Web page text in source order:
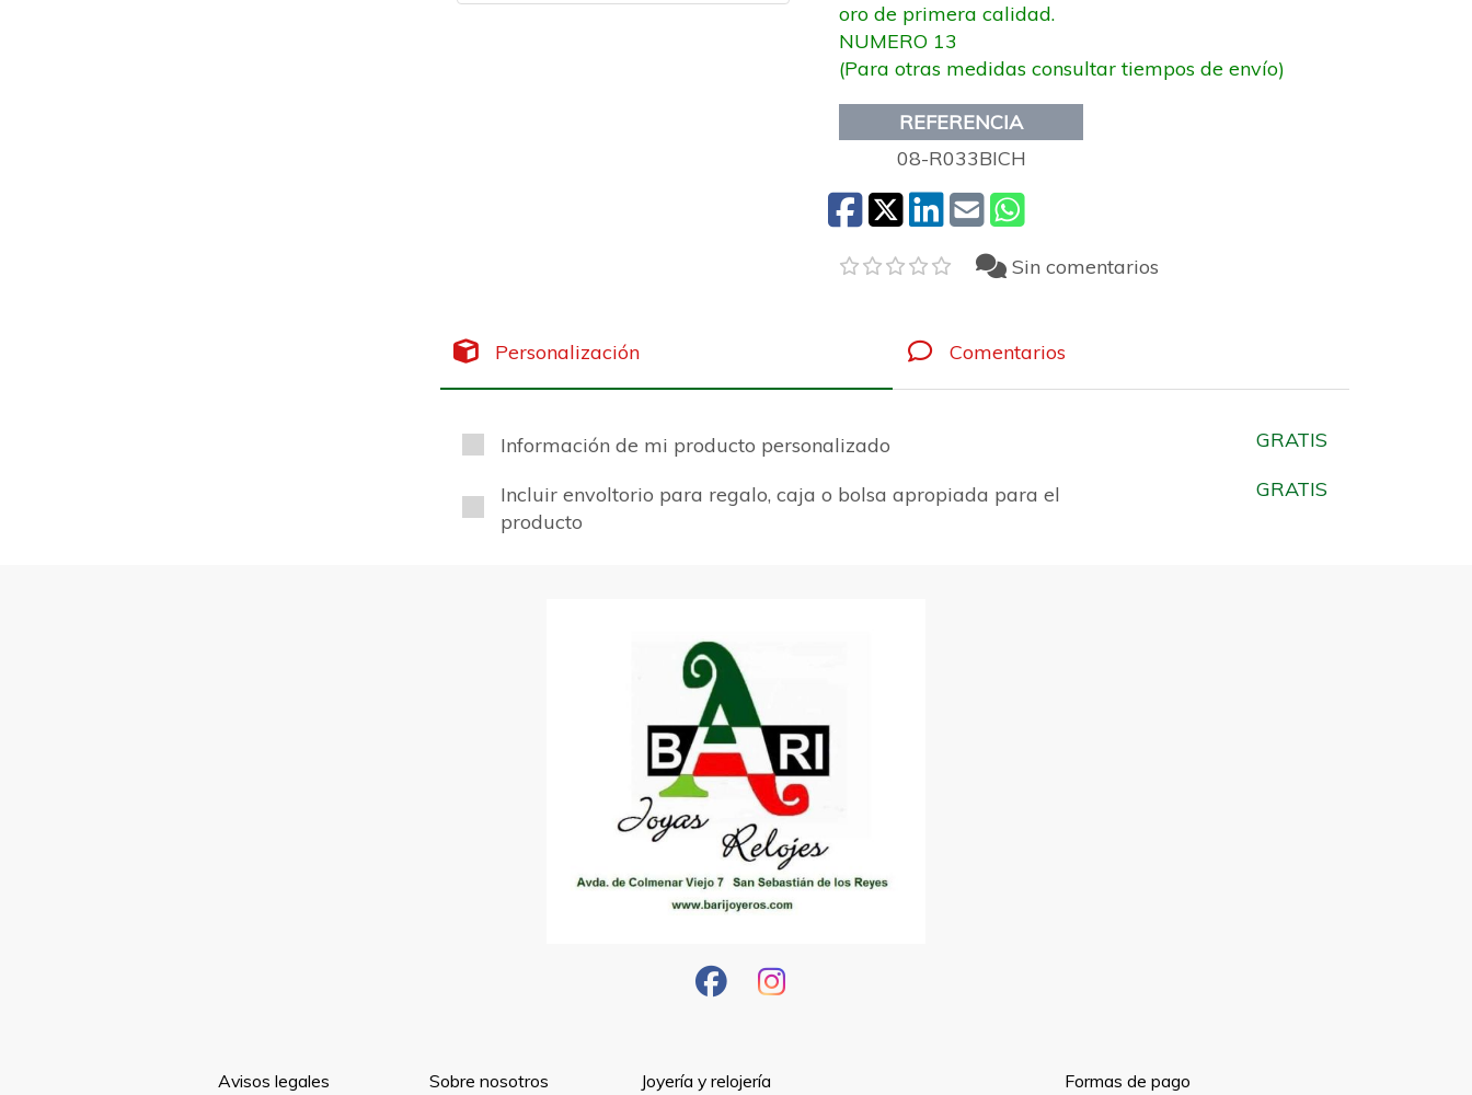
oro de primera calidad.
NUMERO 13
(Para otras medidas consultar tiempos de envío)
REFERENCIA
08-R033BICH
Sin comentarios
Personalización Comentarios
Información de mi producto personalizado GRATIS
Incluir envoltorio para regalo, caja o bolsa apropiada para el
producto
GRATIS
Avisos legales Sobre nosotros Joyería y relojería Formas de pago